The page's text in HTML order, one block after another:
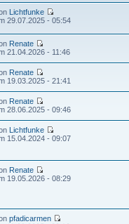
Lichtfunke
29.07.2025 - 05:54
Renate
21.04.2026 - 11:46
Renate
19.03.2025 - 21:41
Renate
28.06.2025 - 09:46
Lichtfunke
15.04.2024 - 09:07
Renate
19.05.2026 - 08:29
pfadicarmen